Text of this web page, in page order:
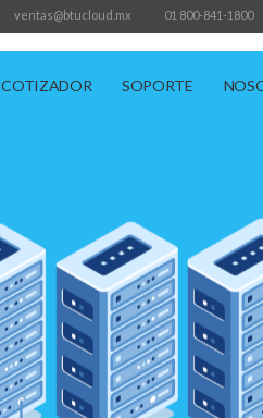
ventas@btucloud.mx 01 800-841-1800
COTIZADOR SOPORTE